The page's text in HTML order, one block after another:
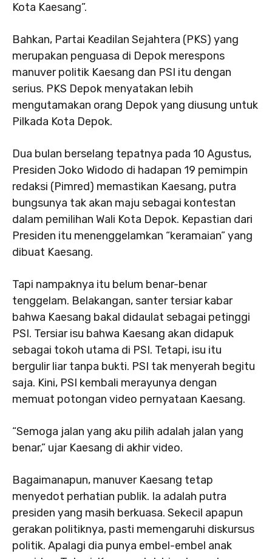
Kota Kaesang”.
Bahkan, Partai Keadilan Sejahtera (PKS) yang
merupakan penguasa di Depok merespons
manuver politik Kaesang dan PSI itu dengan
serius. PKS Depok menyatakan lebih
mengutamakan orang Depok yang diusung untuk
Pilkada Kota Depok.
Dua bulan berselang tepatnya pada 10 Agustus,
Presiden Joko Widodo di hadapan 19 pemimpin
redaksi (Pimred) memastikan Kaesang, putra
bungsunya tak akan maju sebagai kontestan
dalam pemilihan Wali Kota Depok. Kepastian dari
Presiden itu menenggelamkan “keramaian” yang
dibuat Kaesang.
Tapi nampaknya itu belum benar-benar
tenggelam. Belakangan, santer tersiar kabar
bahwa Kaesang bakal didaulat sebagai petinggi
PSI. Tersiar isu bahwa Kaesang akan didapuk
sebagai tokoh utama di PSI. Tetapi, isu itu
bergulir liar tanpa bukti. PSI tak menyerah begitu
saja. Kini, PSI kembali merayunya dengan
memuat potongan video pernyataan Kaesang.
“Semoga jalan yang aku pilih adalah jalan yang
benar,” ujar Kaesang di akhir video.
Bagaimanapun, manuver Kaesang tetap
menyedot perhatian publik. Ia adalah putra
presiden yang masih berkuasa. Sekecil apapun
gerakan politiknya, pasti memengaruhi diskursus
politik. Apalagi dia punya embel-embel anak